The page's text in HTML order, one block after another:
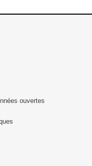
ouvertes